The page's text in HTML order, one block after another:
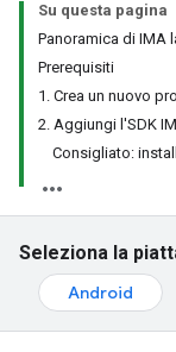
Su questa pagina
Panoramica di IMA
Prerequisiti
1. Crea un nuovo
2. Aggiungi l'SDK
Consigliato:
Seleziona la
Android